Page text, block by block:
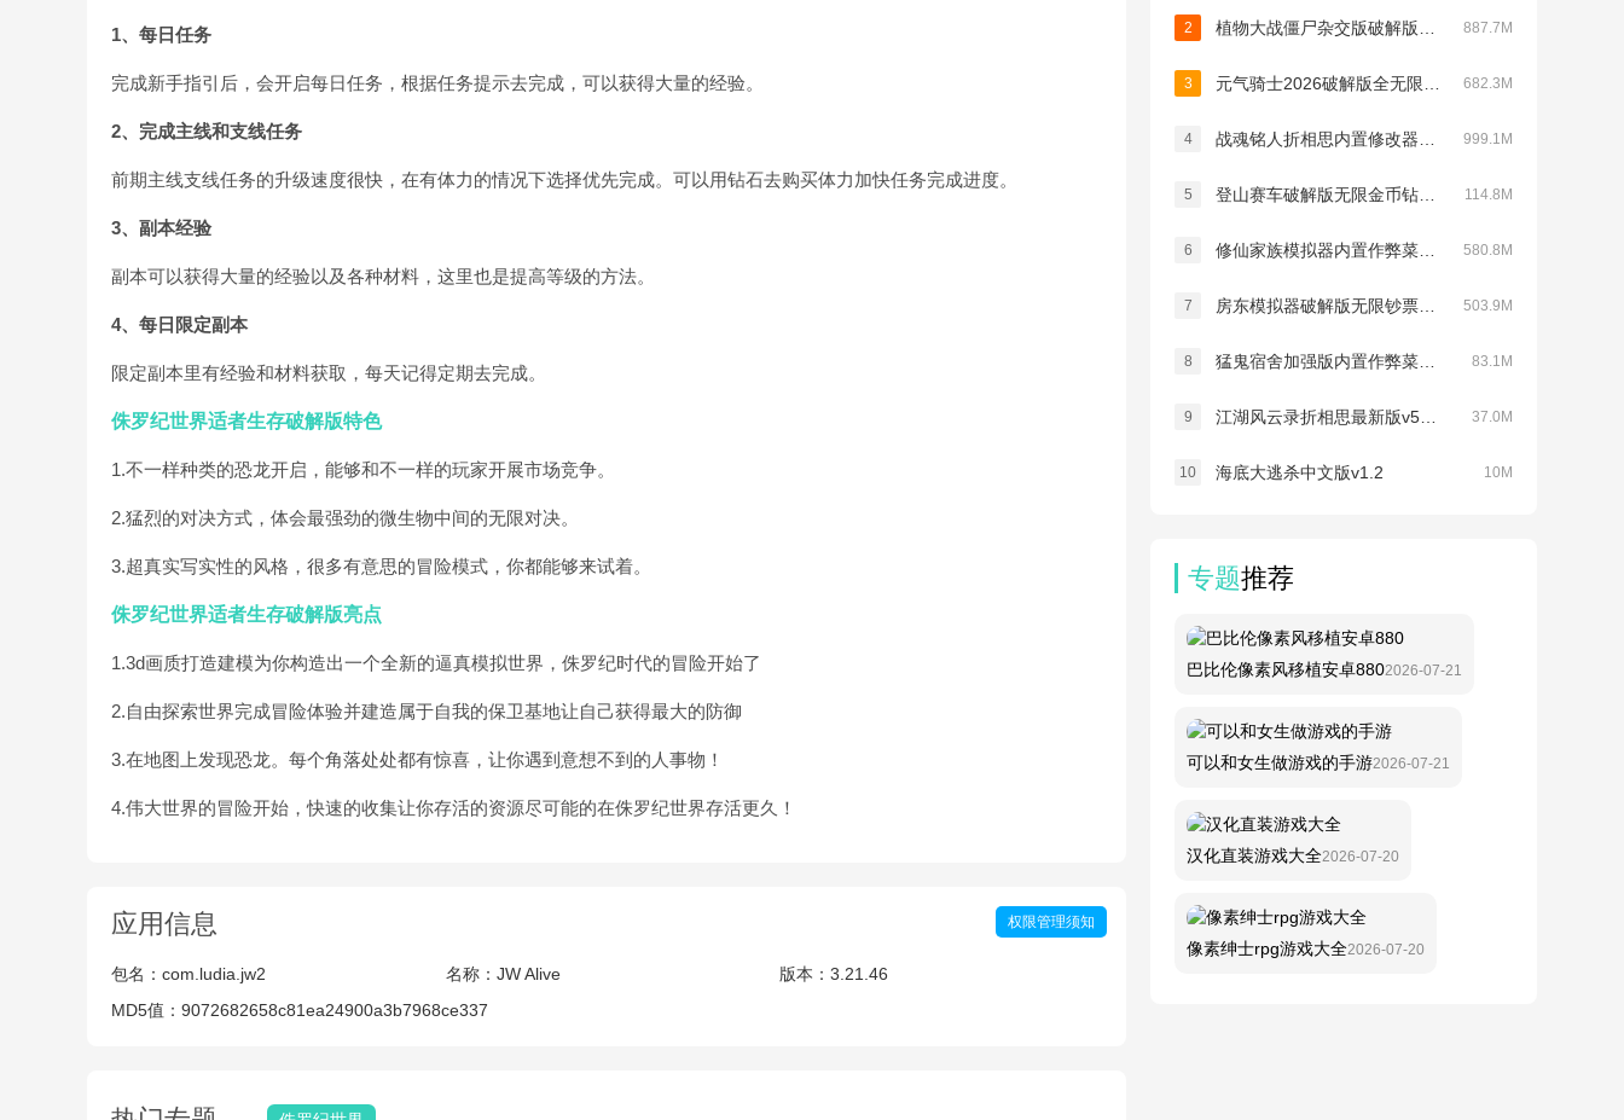
1、每日任务
完成新手指引后，会开启每日任务，根据任务提示去完成，可以获得大量的经验。
2、完成主线和支线任务
前期主线支线任务的升级速度很快，在有体力的情况下选择优先完成。可以用钻石去购买体力加快任务完成进度。
3、副本经验
副本可以获得大量的经验以及各种材料，这里也是提高等级的方法。
4、每日限定副本
限定副本里有经验和材料获取，每天记得定期去完成。
侏罗纪世界适者生存破解版特色
1.不一样种类的恐龙开启，能够和不一样的玩家开展市场竞争。
2.猛烈的对决方式，体会最强劲的微生物中间的无限对决。
3.超真实写实性的风格，很多有意思的冒险模式，你都能够来试着。
侏罗纪世界适者生存破解版亮点
1.3d画质打造建模为你构造出一个全新的逼真模拟世界，侏罗纪时代的冒险开始了
2.自由探索世界完成冒险体验并建造属于自我的保卫基地让自己获得最大的防御
3.在地图上发现恐龙。每个角落处处都有惊喜，让你遇到意想不到的人事物！
4.伟大世界的冒险开始，快速的收集让你存活的资源尽可能的在侏罗纪世界存活更久！
应用信息 权限管理须知
包名： com.ludia.jw2 名称： JW Alive 版本：3.21.46
MD5值： 9072682658c81ea24900a3b7968ce337
2 887.7M
3 682.3M
4 999.1M
5 114.8M
6 580.8M
7 503.9M
8 83.1M
9 37.0M
10 海底大逃杀中文版v1.2 10M
专题推荐
巴比伦像素风移植安卓8802026-07-21
可以和女生做游戏的手游2026-07-21
汉化直装游戏大全2026-07-20
像素绅士rpg游戏大全2026-07-20